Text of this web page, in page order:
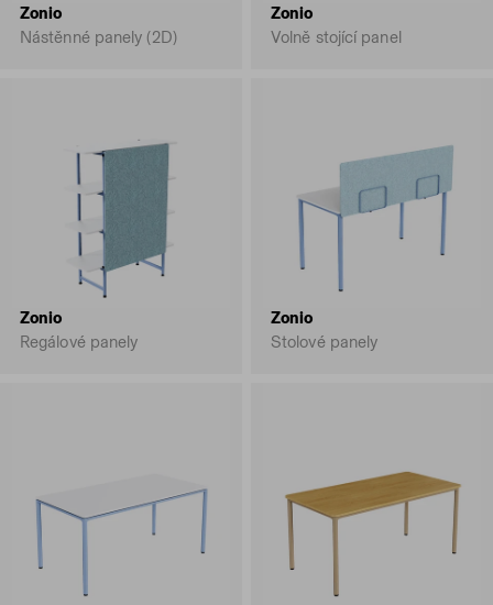
Zonio
Nástěnné panely (2D)
Zonio
Volně stojící panel
Zonio
Regálové panely
Zonio
Stolové panely